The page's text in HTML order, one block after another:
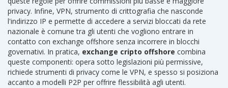
privacy. Infine, VPN, strumento di crittografia che nasconde
l'indirizzo IP e permette di accedere a servizi bloccati da rete
nazionale è comune tra gli utenti che vogliono entrare in
contatto con exchange offshore senza incorrere in blocchi
governativi. In pratica, exchange cripto offshore combina
queste componenti: opera sotto legislazioni più permissive,
richiede strumenti di privacy come le VPN, e spesso si posiziona
accanto a modelli P2P per offrire flessibilità agli utenti.